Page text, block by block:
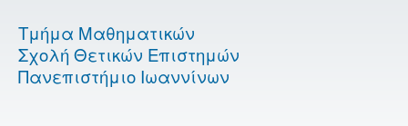
Τμήμα Μαθηματικών
Σχολή Θετικών Επιστημών
Πανεπιστήμιο Ιωαννίνων